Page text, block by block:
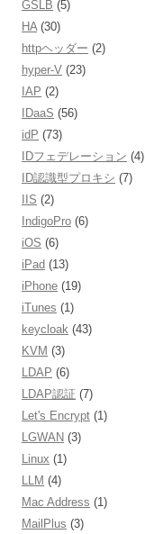
GSLB (5)
HA (30)
httpヘッダー (2)
hyper-V (23)
IAP (2)
IDaaS (56)
idP (73)
IDフェデレーション (4)
ID認識型プロキシ (7)
IIS (2)
IndigoPro (6)
iOS (6)
iPad (13)
iPhone (19)
iTunes (1)
keycloak (43)
KVM (3)
LDAP (6)
LDAP認証 (7)
Let's Encrypt (1)
LGWAN (3)
Linux (1)
LLM (4)
Mac Address (1)
MailPlus (3)